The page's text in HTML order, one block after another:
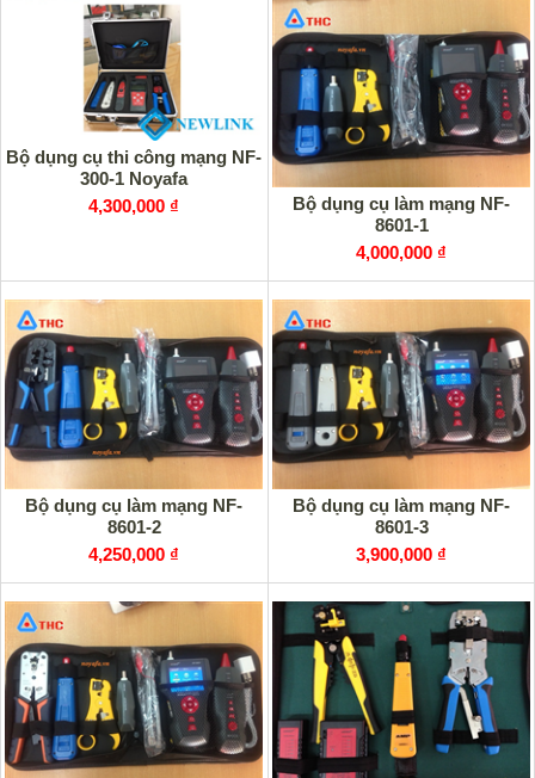
Bộ dụng cụ thi công mạng NF-
300-1 Noyafa
4,300,000 ₫
Bộ dụng cụ làm mạng NF-
8601-1
4,000,000 ₫
Bộ dụng cụ làm mạng NF-
8601-2
4,250,000 ₫
Bộ dụng cụ làm mạng NF-
8601-3
3,900,000 ₫